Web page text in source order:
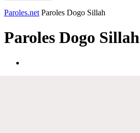
Paroles.net Paroles Dogo Sillah
Paroles Dogo Sillah